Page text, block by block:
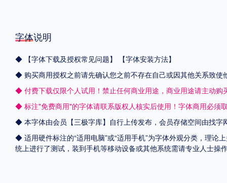
字体说明
◆ 【字体下载及授权常见问题】
【字体安装方法】
◆ 购买商用授权之前请先确认您之前不存在自己或因其他关系致使
◆ 付费下载仅限个人试用！禁止任何商业用途，商业用途请主动购
◆ 标注"免费商用"的字体请联系版权人核实后使用！字体商用必须
◆ 本字体由会员【三极字库】自行上传发布，会员存储空间由找
◆ 适用硬件标注的“适用电脑”或“适用手机”为字体外观分类，理论
统上进行了测试，装到手机等移动设备或其他系统需请专业人士